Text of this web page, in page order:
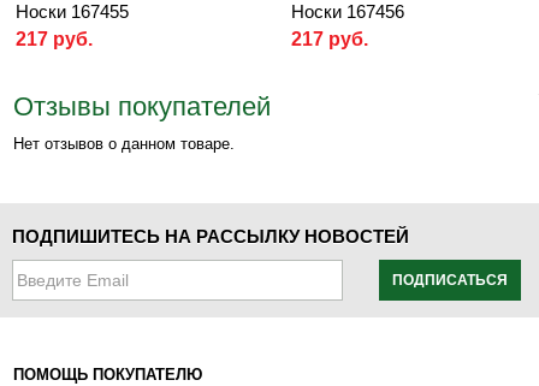
Носки 167455
217 руб.
Носки 167456
217 руб.
Отзывы покупателей
Нет отзывов о данном товаре.
ПОДПИШИТЕСЬ НА РАССЫЛКУ НОВОСТЕЙ
ПОДПИСАТЬСЯ
ПОМОЩЬ ПОКУПАТЕЛЮ